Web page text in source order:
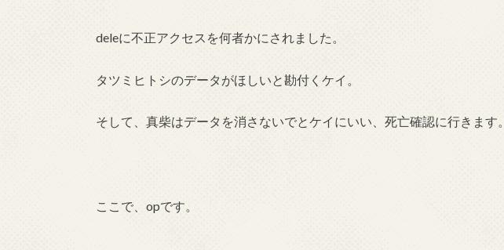
deleに不正アクセスを何者かにされました。
タツミヒトシのデータがほしいと勘付くケイ。
そして、真柴はデータを消さないでとケイにいい、死亡確認に行きます。
ここで、opです。